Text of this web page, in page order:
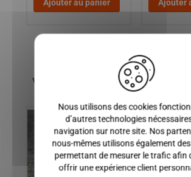
Ajouter au panier Ajouter
Vous pourriez également être
Nous utilisons des cookies
d’autres technologies
navigation sur notre site. Nos
nous-mêmes utilisons également
permettant de mesurer le trafic afin
offrir une expérience client